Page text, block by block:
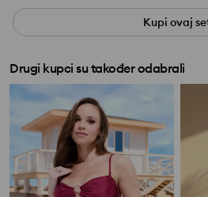
Kupi ovaj
Drugi kupci su također odabrali